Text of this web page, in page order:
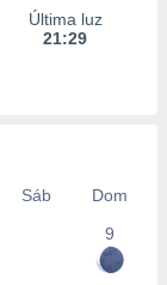
Última luz
21:29
Sáb
Dom
9